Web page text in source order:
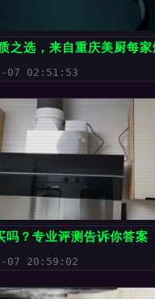
之选，来自重庆美厨每家
07 02:51:53
吗？专业评测告诉你答案
07 20:59:02